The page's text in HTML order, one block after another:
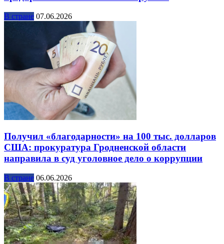
В стране 07.06.2026
Получил «благодарности» на 100 тыс. долларов
США: прокуратура Гродненской области
направила в суд уголовное дело о коррупции
В стране 06.06.2026